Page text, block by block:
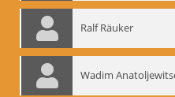
Ralf Räuker